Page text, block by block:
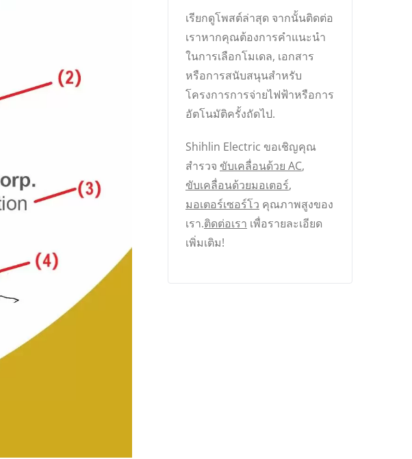
เรียกดูโพสต์ล่าสุด จากนั้นติดต่อ
เราหากคุณต้องการคำแนะนำ
ในการเลือกโมเดล, เอกสาร
หรือการสนับสนุนสำหรับ
โครงการการจ่ายไฟฟ้าหรือการ
อัตโนมัติครั้งถัดไป.
Shihlin Electric ขอเชิญคุณ
สำรวจ ขับเคลื่อนด้วย AC,
ขับเคลื่อนด้วยมอเตอร์,
มอเตอร์เซอร์โว คุณภาพสูงของ
เรา.ติดต่อเรา เพื่อรายละเอียด
เพิ่มเติม!